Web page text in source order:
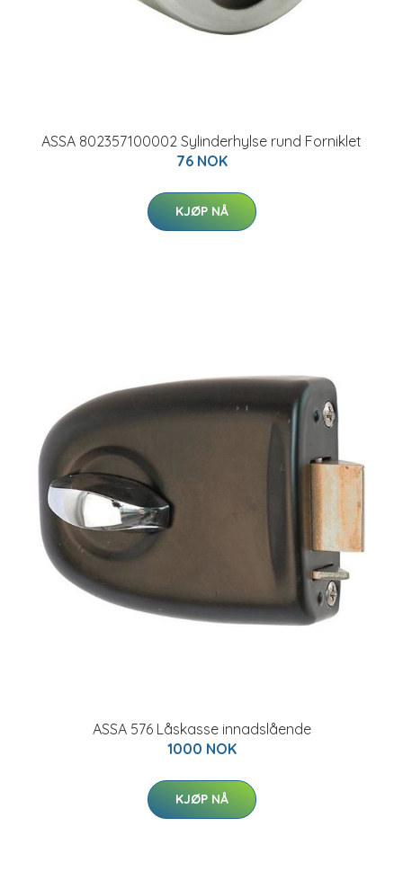
ASSA 802357100002 Sylinderhylse rund Forniklet
76 NOK
KJØP NÅ
ASSA 576 Låskasse innadslående
1000 NOK
KJØP NÅ